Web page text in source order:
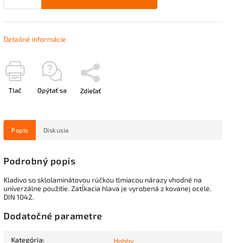
Detailné informácie
Tlač Opýtať sa Zdieľať
Popis Diskusia
Podrobný popis
Kladivo so sklolaminátovou rúčkou tlmiacou nárazy vhodné na
univerzálne použitie. Zatĺkacia hlava je vyrobená z kovanej ocele.
DIN 1042.
Dodatočné parametre
Kategória: Hobby